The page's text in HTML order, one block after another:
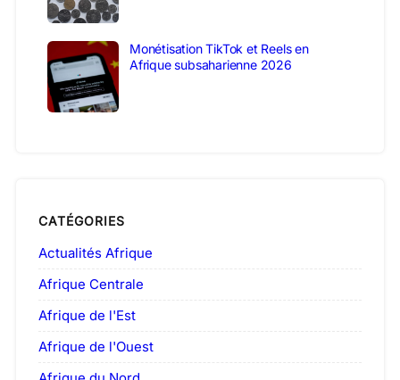
Monétisation TikTok et Reels en
Afrique subsaharienne 2026
CATÉGORIES
Actualités Afrique
Afrique Centrale
Afrique de l'Est
Afrique de l'Ouest